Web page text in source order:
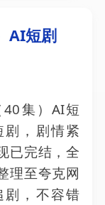
AI短剧
40集）AI短
，剧情紧
已完结，全
理至夸克网
，不容错